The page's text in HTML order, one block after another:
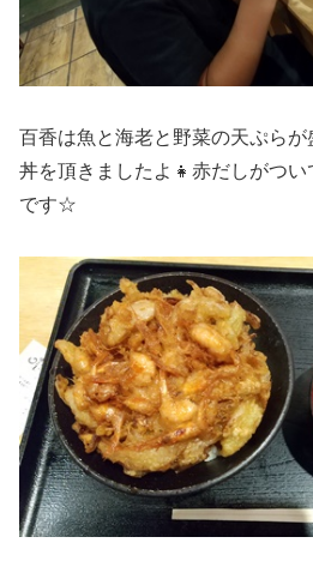
百香は魚と海老と野菜の天ぷら
丼を頂きましたよ👧赤だしがつ
です☆